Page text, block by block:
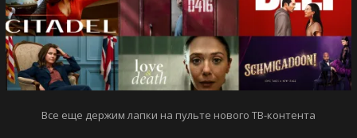
Все еще держим лапки на пульте нового ТВ-контента